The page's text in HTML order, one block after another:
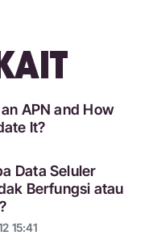
APN and How
It?
Data Seluler
Berfungsi atau
15:41